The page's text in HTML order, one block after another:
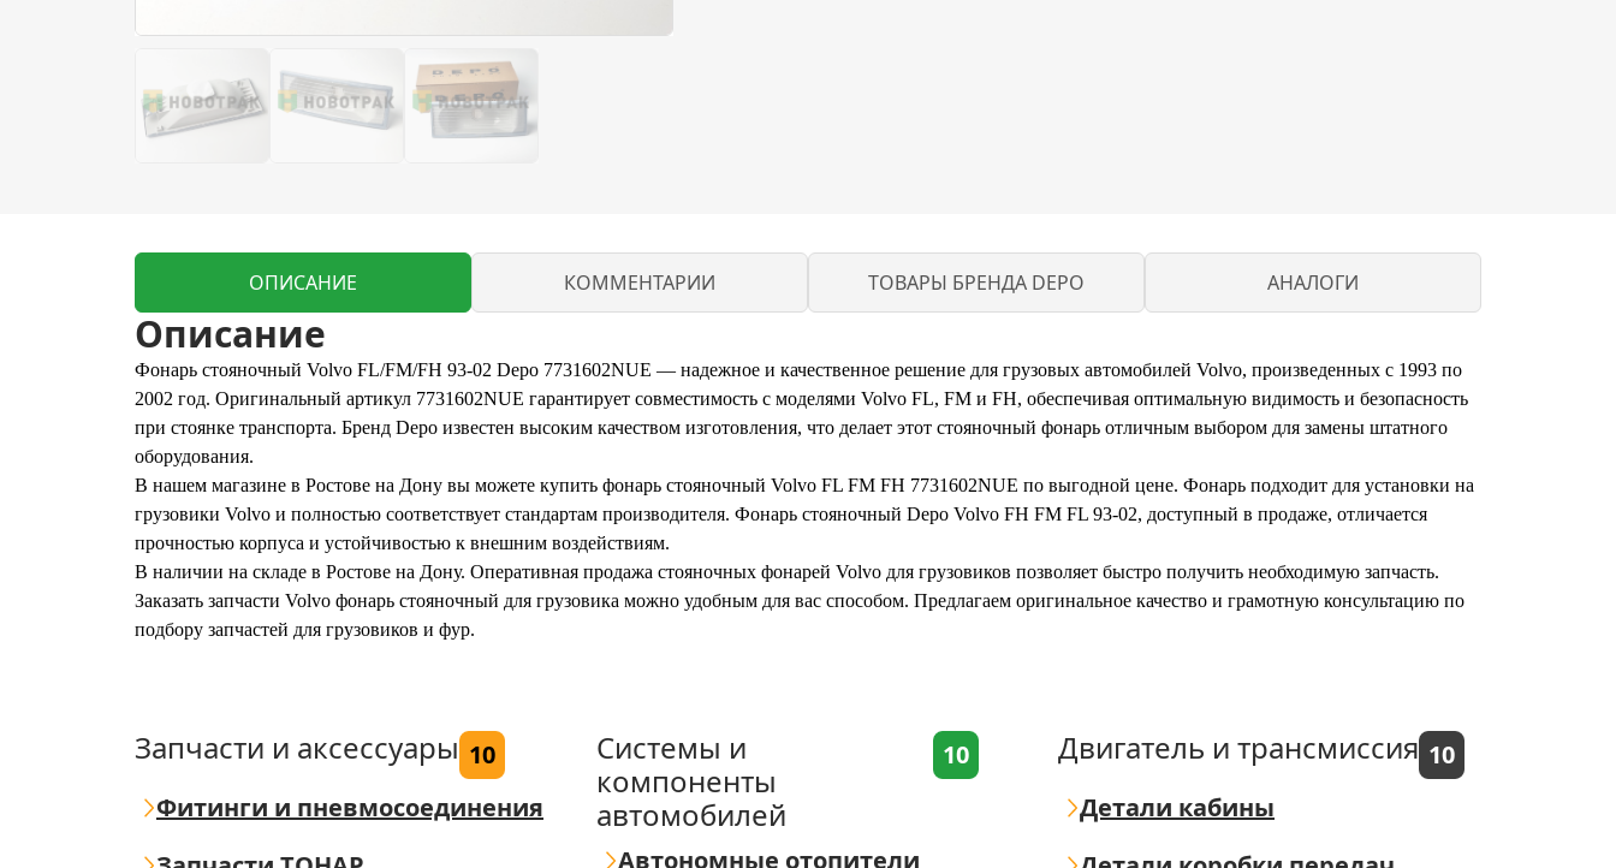
ОПИСАНИЕ КОММЕНТАРИИ ТОВАРЫ БРЕНДА DEPO АНАЛОГИ
Описание
Фонарь стояночный Volvo FL/FM/FH 93-02 Depo 7731602NUE — надежное и качественное решение для грузовых автомобилей Volvo, произведенных с 1993 по
2002 год. Оригинальный артикул 7731602NUE гарантирует совместимость с моделями Volvo FL, FM и FH, обеспечивая оптимальную видимость и безопасность
при стоянке транспорта. Бренд Depo известен высоким качеством изготовления, что делает этот стояночный фонарь отличным выбором для замены штатного
оборудования.
В нашем магазине в Ростове на Дону вы можете купить фонарь стояночный Volvo FL FM FH 7731602NUE по выгодной цене. Фонарь подходит для установки на
грузовики Volvo и полностью соответствует стандартам производителя. Фонарь стояночный Depo Volvo FH FM FL 93-02, доступный в продаже, отличается
прочностью корпуса и устойчивостью к внешним воздействиям.
В наличии на складе в Ростове на Дону. Оперативная продажа стояночных фонарей Volvo для грузовиков позволяет быстро получить необходимую запчасть.
Заказать запчасти Volvo фонарь стояночный для грузовика можно удобным для вас способом. Предлагаем оригинальное качество и грамотную консультацию по
подбору запчастей для грузовиков и фур.
Запчасти и аксессуары 10
Фитинги и пневмосоединения
Системы и
компоненты
автомобилей
10
Автономные отопители
Двигатель и трансмиссия 10
Детали кабины